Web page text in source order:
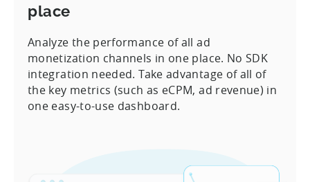
place
Analyze the performance of all ad
monetization channels in one place. No SDK
integration needed. Take advantage of all of
the key metrics (such as eCPM, ad revenue) in
one easy-to-use dashboard.